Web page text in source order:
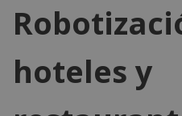
hoteles y